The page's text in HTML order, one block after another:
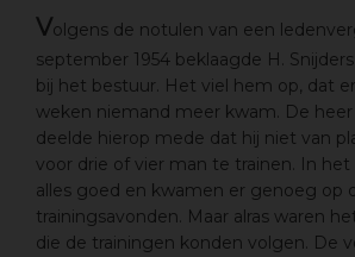
Volgens de notulen van een
september 1954 beklaagde H.
bij het bestuur. Het viel hem op, dat
weken niemand meer kwam. De
deelde hierop mede dat hij niet van
voor drie of vier man te trainen. In
alles goed en kwamen er genoeg op
trainingsavonden. Maar alras waren
die de trainingen konden volgen. De